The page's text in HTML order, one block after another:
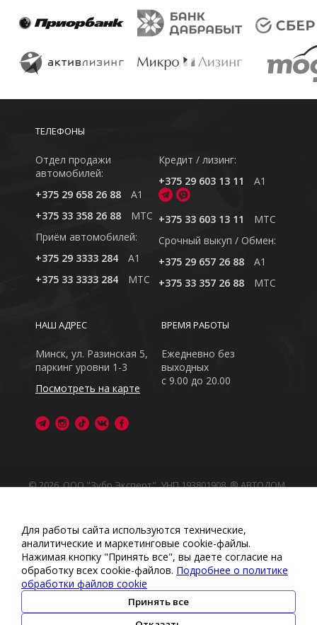
ТЕЛЕФОНЫ
Отдел продажи
автомобилей:
+375 29 658 26 88
A1
+375 33 358 26 88
MTC
Приём автомобилей:
+375 29 3333 284
A1
+375 33 3333 284
MTC
Кредит / лизинг:
+375 29 603 13 11
A1
+375 33 603 13 11
MTC
Cрочный выкуп / Обмен:
+375 29 657 26 88
A1
+375 33 357 26 88
MTC
ВРЕМЯ РАБОТЫ
Ежедневно без
выходных
с 9.00 до 20.00
НАШ АДРЕС
Минск, ул. Разинская 5,
паркинг уровни 1-3
Посмотреть на карте
© 2026, ООО "Зубр Эксперт", УНП 193801908. ® АВТОДОМ
сайт носит исключительно информационный характер
Любое использование либо копирование материалов
или подборки материалов сайта, элементов дизайна и
оформления запрещено
Политика обработки персональных данных
обработки файлов cookie•Политика видеонаблюдения
•Условия обработки персональных данных
Для работы сайта используются технические,
аналитические и маркетинговые сооkіе-файлы.
Нажимая кнопку "Принять все", вы даете согласие на
обработку всех cookie-файлов. Подробнее о политике
обработки файлов cookie
Принять все